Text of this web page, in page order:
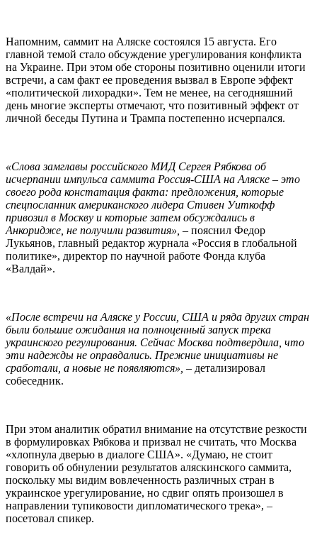
Напомним, саммит на Аляске состоялся 15 августа. Его
главной темой стало обсуждение урегулирования конфликта
на Украине. При этом обе стороны позитивно оценили итоги
встречи, а сам факт ее проведения вызвал в Европе эффект
«политической лихорадки». Тем не менее, на сегодняшний
день многие эксперты отмечают, что позитивный эффект от
личной беседы Путина и Трампа постепенно исчерпался.
«Слова замглавы российского МИД Сергея Рябкова об
исчерпании импульса саммита Россия-США на Аляске – это
своего рода констатация факта: предложения, которые
спецпосланник американского лидера Стивен Уиткофф
привозил в Москву и которые затем обсуждались в
Анкоридже, не получили развития», – пояснил Федор
Лукьянов, главный редактор журнала «Россия в глобальной
политике», директор по научной работе Фонда клуба
«Валдай».
«После встречи на Аляске у России, США и ряда других стран
были большие ожидания на полноценный запуск трека
украинского регулирования. Сейчас Москва подтвердила, что
эти надежды не оправдались. Прежние инициативы не
сработали, а новые не появляются», – детализировал
собеседник.
При этом аналитик обратил внимание на отсутствие резкости
в формулировках Рябкова и призвал не считать, что Москва
«хлопнула дверью в диалоге США». «Думаю, не стоит
говорить об обнулении результатов аляскинского саммита,
поскольку мы видим вовлеченность различных стран в
украинское урегулирование, но сдвиг опять произошел в
направлении тупиковости дипломатического трека», –
посетовал спикер.